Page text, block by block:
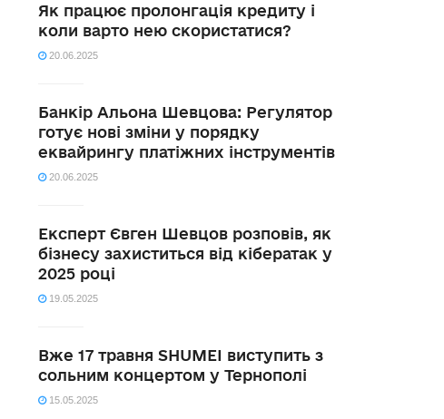
Як працює пролонгація кредиту і
коли варто нею скористатися?
20.06.2025
Банкір Альона Шевцова: Регулятор
готує нові зміни у порядку
еквайрингу платіжних інструментів
20.06.2025
Експерт Євген Шевцов розповів, як
бізнесу захиститься від кібератак у
2025 році
19.05.2025
Вже 17 травня SHUMEI виступить з
сольним концертом у Тернополі
15.05.2025